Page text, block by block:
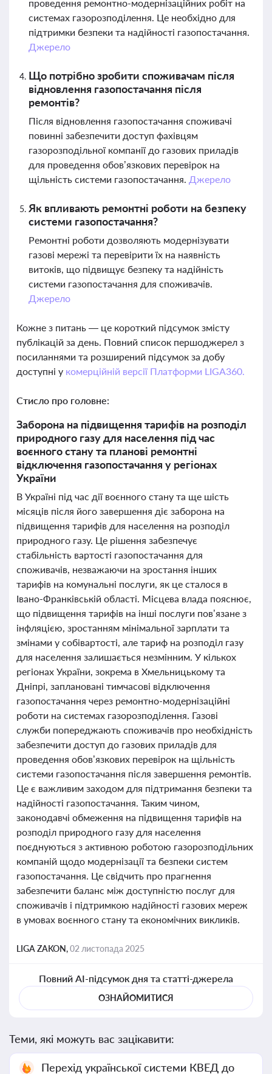
проведення ремонтно-модернізаційних робіт на
системах газорозподілення. Це необхідно для
підтримки безпеки та надійності газопостачання.
Джерело
Що потрібно зробити споживачам після
відновлення газопостачання після
ремонтів?
Після відновлення газопостачання споживачі
повинні забезпечити доступ фахівцям
газорозподільної компанії до газових приладів
для проведення обов’язкових перевірок на
щільність системи газопостачання. Джерело
Як впливають ремонтні роботи на безпеку
системи газопостачання?
Ремонтні роботи дозволяють модернізувати
газові мережі та перевірити їх на наявність
витоків, що підвищує безпеку та надійність
системи газопостачання для споживачів.
Джерело
Кожне з питань — це короткий підсумок змісту
публікацій за день. Повний список першоджерел з
посиланнями та розширений підсумок за добу
доступні у комерційній версії Платформи LIGA360.
Стисло про головне:
Заборона на підвищення тарифів на розподіл
природного газу для населення під час
воєнного стану та планові ремонтні
відключення газопостачання у регіонах
України
В Україні під час дії воєнного стану та ще шість
місяців після його завершення діє заборона на
підвищення тарифів для населення на розподіл
природного газу. Це рішення забезпечує
стабільність вартості газопостачання для
споживачів, незважаючи на зростання інших
тарифів на комунальні послуги, як це сталося в
Івано-Франківській області. Місцева влада пояснює,
що підвищення тарифів на інші послуги пов’язане з
інфляцією, зростанням мінімальної зарплати та
змінами у собівартості, але тариф на розподіл газу
для населення залишається незмінним. У кількох
регіонах України, зокрема в Хмельницькому та
Дніпрі, заплановані тимчасові відключення
газопостачання через ремонтно-модернізаційні
роботи на системах газорозподілення. Газові
служби попереджають споживачів про необхідність
забезпечити доступ до газових приладів для
проведення обов’язкових перевірок на щільність
системи газопостачання після завершення ремонтів.
Це є важливим заходом для підтримання безпеки та
надійності газопостачання. Таким чином,
законодавчі обмеження на підвищення тарифів на
розподіл природного газу для населення
поєднуються з активною роботою газорозподільних
компаній щодо модернізації та безпеки систем
газопостачання. Це свідчить про прагнення
забезпечити баланс між доступністю послуг для
споживачів і підтримкою надійності газових мереж
в умовах воєнного стану та економічних викликів.
LIGA ZAKON,02 листопада 2025
Повний AI-підсумок дня та статті-джерела
ОЗНАЙОМИТИСЯ
Теми, які можуть вас зацікавити:
Перехід української системи КВЕД до